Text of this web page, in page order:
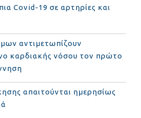
Covid-19 σε αρτηρίες και
αντιμετωπίζουν
καρδιακής νόσου τον πρώτο
απαιτούνται ημερησίως